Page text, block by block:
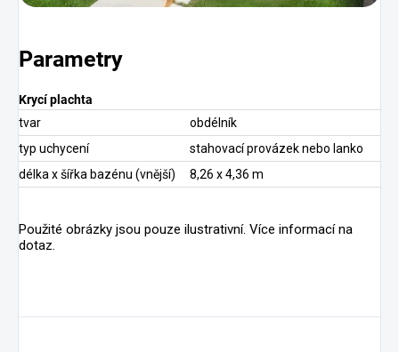
Parametry
Krycí plachta
tvar
obdélník
typ uchycení
stahovací provázek nebo lanko
délka x šířka bazénu (vnější)
8,26 x 4,36 m
Použité obrázky jsou pouze ilustrativní. Více informací na
dotaz.